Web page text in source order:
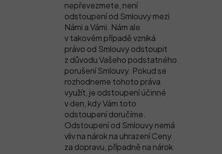
nepřevezmete, není
odstoupení od Smlouvy mezi
Námi a Vámi. Nám ale
v takovém případě vzniká
právo od Smlouvy odstoupit
z důvodu Vašeho podstatného
porušení Smlouvy. Pokud se
rozhodneme tohoto práva
využít, je odstoupení účinné
v den, kdy Vám toto
odstoupení doručíme.
Odstoupení od Smlouvy nemá
vliv na nárok na uhrazení Ceny
za dopravu, případně na nárok